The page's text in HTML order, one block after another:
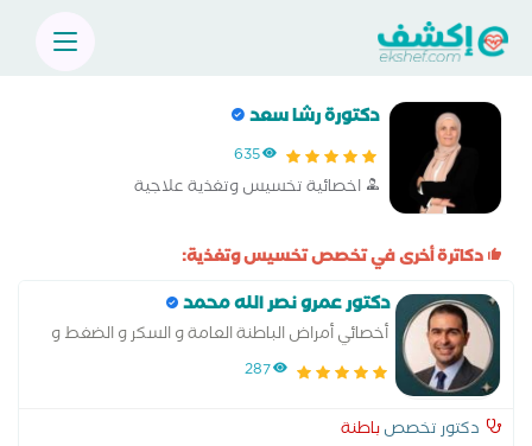
دكتورة رشا سعد
635
اخصائية تخسيس وتغذية علاجية
دكاترة أخرى في تخصص تخسيس وتغذية:
دكتور عمرو نصر الله محمد
أخصائي أمراض الباطنة العامة و السكر و الضغط و
القلب الوقائي و التغذية العلاجية
287
دكتور تخصصباطنة